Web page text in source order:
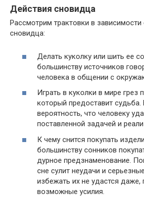
Действия сновидца
Рассмотрим трактовки в зависимости
сновидца:
Делать куколку или шить ее
большинству источников
человека в общении с
Играть в куколки в мире грез
который предоставит
вероятность, что человеку
поставленной задачей и
К чему снится покупать
большинству сонников
дурное предзнаменование.
сне сулит неудачи и
избежать их не удастся даже,
возможные усилия.